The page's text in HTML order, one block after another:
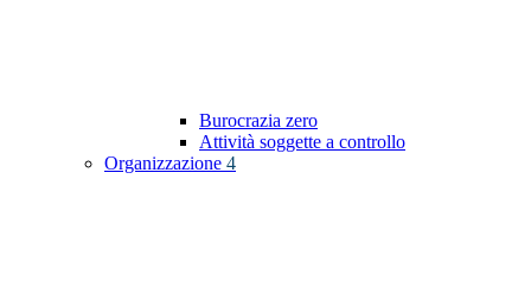
Burocrazia zero
Attività soggette a controllo
Organizzazione 4